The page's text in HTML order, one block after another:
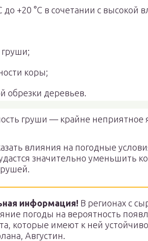
до +20 °С в сочетании с высокой
коры;
обрезки деревьев.
груши — крайне неприятное
влияния на погодные
значительно уменьшить
информация! В регионах с
погоды на вероятность
которые имеют к ней
Августин.